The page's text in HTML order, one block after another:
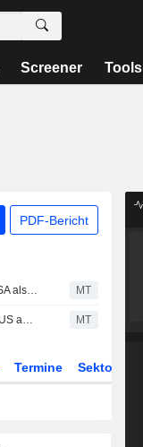
Screener Tools
PDF-Bericht
Europäische Aktien, die in den USA als American Depositary Receipts gehandelt werden, legen im Handel am Donnerstag zu MT
European Equities Traded in the US as American Depositary Receipts Start Week Marginally Higher in Monday Trading MT
Termine Sektor